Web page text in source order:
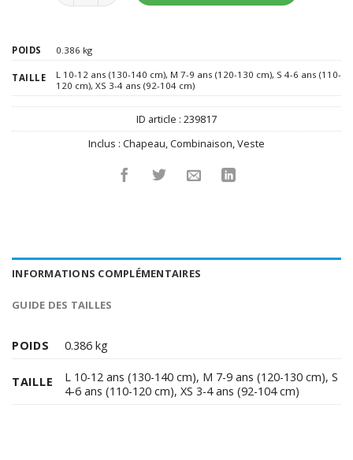
POIDS 0.386 kg
TAILLE L 10-12 ans (130-140 cm), M 7-9 ans (120-130 cm), S 4-6 ans (110-
120 cm), XS 3-4 ans (92-104 cm)
ID article : 239817
Inclus : Chapeau,Combinaison,Veste
INFORMATIONS COMPLÉMENTAIRES
GUIDE DES TAILLES
POIDS 0.386 kg
TAILLE L 10-12 ans (130-140 cm), M 7-9 ans (120-130 cm),S
4-6 ans (110-120 cm),XS 3-4 ans (92-104 cm)